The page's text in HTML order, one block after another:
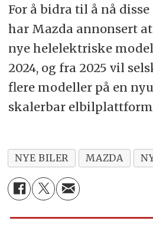
For å bidra til å nå
har Mazda annonsert
nye helelektriske
2024, og fra 2025 vil
flere modeller på en
skalerbar
NYE BILER MAZDA